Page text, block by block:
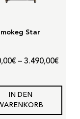
mokeg Star
€ – 3.490,00€
bis
IN DEN